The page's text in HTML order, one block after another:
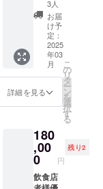
封前に
は必ず
お届け
のリ
ターン
に貼付
された
ラベル
や注意
書きを
くださ
い。」
産した
一品
「原材
料及び
添加物
等の食
品表示
はお届
け商品
のラベ
記され
ます。
商品開
封前に
は必ず
お届け
10%割
引優待
※ご支
援が複
数点頂
いた場
有特典
最上位
対象と
させて
頂きま
す
NFT自
NFT自
体はそ
れぞれ
に応じ
た枚数
配布い
たしま
す ※
対象
NFT1枚
とさせ
てただ
きます
いをダ
イレク
トにお
届けで
きる
「生
酒」で
す オリ
ジナル
してリ
アル再
現 ※藤
原カム
イ制作
と消費
税が含
まれて
おりま
イバー
スに登
場する
お酒
ぼ
し）」
が出来
上がっ
て 最初
別シリ
アル版
ラベル
720ml
を1本
カムイ
バース
に登場
するお
（神こ
ぼし き
わ
み）」
が出来
3人
お届
け予
定：
2025
年03
月
詳細を見る
こ
の
リ
タ
ー
ン
を
選
択
す
る
180
,00
0 円
残り2
飲食店